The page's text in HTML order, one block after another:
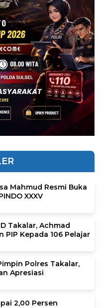
Mahmud Resmi Buka
XXXV
Takalar, Achmad
PIP Kepada 106 Pelajar
Polres Takalar,
Apresiasi
2,00 Persen